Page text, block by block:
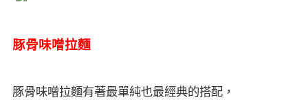
豚骨味噌拉麵
豚骨味噌拉麵有著最單純也最經典的搭配，